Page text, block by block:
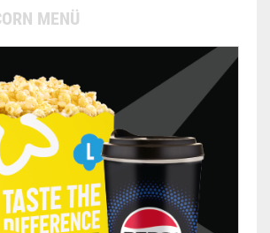
MENÜ